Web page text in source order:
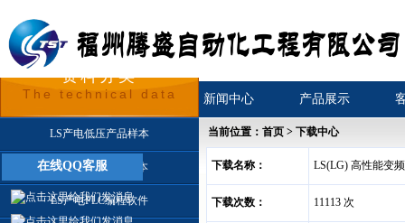
首页 关于我们 新闻中心 产品展示
资料分类
The technical data
LS产电低压产品样本
LS产电PLC产品样本
LS产电PLC编程软件
当前位置：首页 > 下载中心
下载名称： LS(LG) 高性能变
下载次数： 11113 次
在线QQ客服